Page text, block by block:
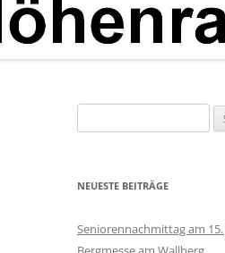
nach:
NEUESTE BEITRÄGE
Seniorennachmittag am 15.